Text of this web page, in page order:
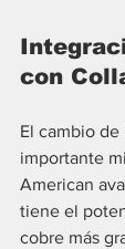
con
El cambio
importante
American
tiene el
cobre más